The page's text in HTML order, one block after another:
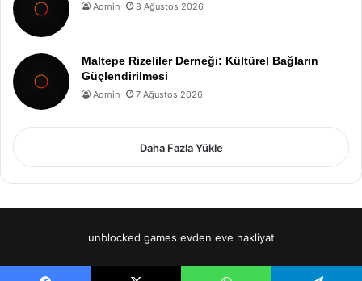
Admin 8 Ağustos 2026
Maltepe Rizeliler Derneği: Kültürel Bağların
Güçlendirilmesi
Admin 7 Ağustos 2026
Daha Fazla Yükle
unblocked games evden eve nakliyat